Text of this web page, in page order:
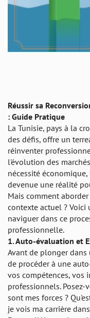
Réussir sa
: Guide Pratique
La Tunisie, pays à la
des défis, offre un
réinventer
l'évolution des
nécessité
devenue une réalité
Mais comment
contexte actuel ?
naviguer dans ce
professionnelle.
1. Auto-évaluation et
Avant de plonger
de procéder à une
vos compétences, vos
professionnels.
sont mes forces ?
je vois ma carrière